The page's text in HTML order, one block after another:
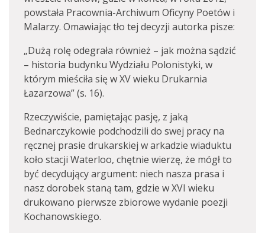
powstała Pracownia-Archiwum Oficyny Poetów i
Malarzy. Omawiając tło tej decyzji autorka pisze:
„Dużą rolę odegrała również – jak można sądzić
– historia budynku Wydziału Polonistyki, w
którym mieściła się w XV wieku Drukarnia
Łazarzowa” (s. 16).
Rzeczywiście, pamiętając pasję, z jaką
Bednarczykowie podchodzili do swej pracy na
ręcznej prasie drukarskiej w arkadzie wiaduktu
koło stacji Waterloo, chętnie wierzę, że mógł to
być decydujący argument: niech nasza prasa i
nasz dorobek staną tam, gdzie w XVI wieku
drukowano pierwsze zbiorowe wydanie poezji
Kochanowskiego.